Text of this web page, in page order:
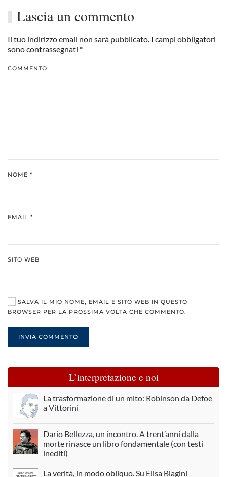
Lascia un commento
Il tuo indirizzo email non sarà pubblicato. I campi obbligatori
sono contrassegnati *
COMMENTO
NOME *
EMAIL *
SITO WEB
SALVA IL MIO NOME, EMAIL E SITO WEB IN QUESTO
BROWSER PER LA PROSSIMA VOLTA CHE COMMENTO.
INVIA COMMENTO
L’interpretazione e noi
La trasformazione di un mito: Robinson da Defoe
a Vittorini
Dario Bellezza, un incontro. A trent’anni dalla
morte rinasce un libro fondamentale (con testi
inediti)
La verità, in modo obliquo. Su Elisa Biagini